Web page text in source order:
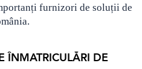
furnizori de soluții de
ÎNMATRICULĂRI DE